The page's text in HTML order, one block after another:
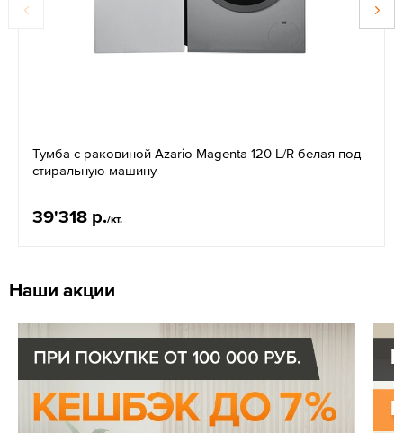
Тумба с раковиной Azario Magenta 120 L/R белая под
стиральную машину
39'318 р./кт.
Наши акции